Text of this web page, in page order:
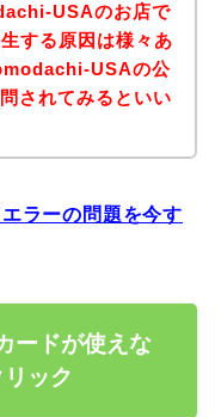
USAのお店で
する原因は様々あ
USAの公
されてみるといい
ラーの問題を今す
ードが使えな
ック